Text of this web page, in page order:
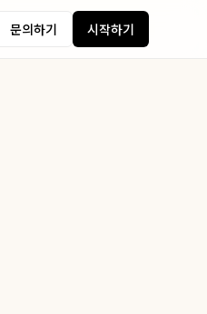
문의하기 시작하기